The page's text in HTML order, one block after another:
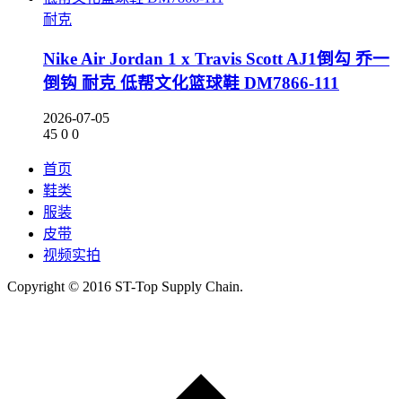
耐克
Nike Air Jordan 1 x Travis Scott AJ1倒勾 乔一
倒钩 耐克 低帮文化篮球鞋 DM7866-111
2026-07-05
45 0 0
首页
鞋类
服装
皮带
视频实拍
Copyright © 2016 ST-Top Supply Chain.